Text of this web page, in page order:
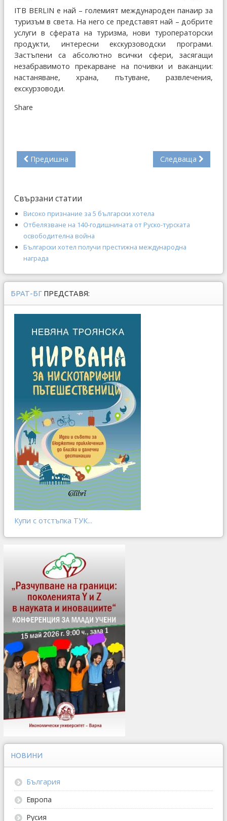
ITB BERLIN е най – големият международен панаир за
туризъм в света. На него се представят най – добрите
услуги в сферата на туризма, нови туроператорски
продукти, интересни екскурзоводски програми.
Застъпени са абсолютно всички сфери, засягащи
незабравимото прекарване на почивки и ваканции:
настаняване, храна, пътуване, развлечения,
екскурзоводи.
Share
Предишна Следваща
Свързани статии
Високо признание за 5 български хотела
Отбелязване на 140-годишнината от Руско-турската
освободителна война
Български хотел получи престижна международна
награда
БРАТ-БГ ПРЕДСТАВЯ:
Купи с отстъпка ТУК...
НОВИНИ
България
Европа
Русия